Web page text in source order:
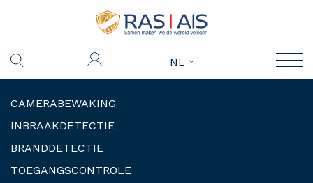
NL
CAMERABEWAKING
INBRAAKDETECTIE
BRANDDETECTIE
TOEGANGSCONTROLE